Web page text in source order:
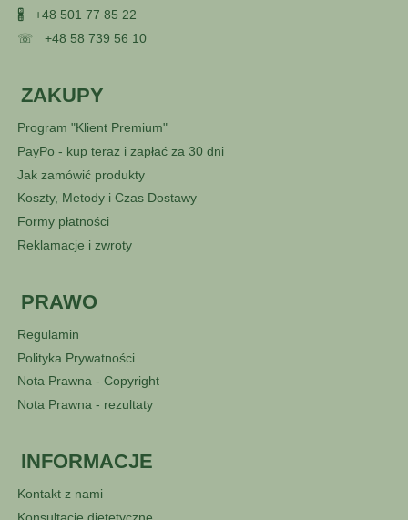
🖁 +48 501 77 85 22
☏ +48 58 739 56 10
ZAKUPY
Program "Klient Premium"
PayPo - kup teraz i zapłać za 30 dni
Jak zamówić produkty
Koszty, Metody i Czas Dostawy
Formy płatności
Reklamacje i zwroty
PRAWO
Regulamin
Polityka Prywatności
Nota Prawna - Copyright
Nota Prawna - rezultaty
INFORMACJE
Kontakt z nami